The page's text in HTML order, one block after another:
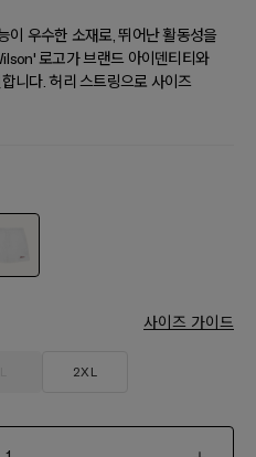
이 우수한 소재로, 뛰어난 활동성을
로고가 브랜드 아이덴티티와
니다. 허리 스트링으로 사이즈
사이즈 가이드
2XL